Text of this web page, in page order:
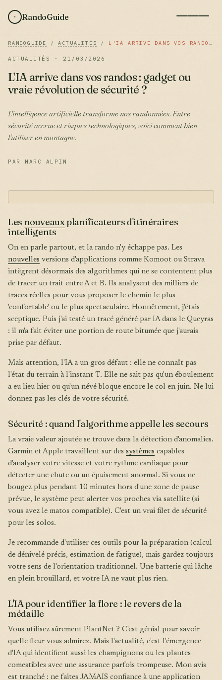
RandoGuide
RANDOGUIDE /ACTUALITÉS / L'IA ARRIVE DANS VOS RANDOS : GADGET OU VRAIE RÉVOLUTION DE SÉCURITÉ ?
ACTUALITÉS · 21/03/2026
L'IA arrive dans vos randos : gadget ou
vraie révolution de sécurité ?
L'intelligence artificielle transforme nos randonnées. Entre
sécurité accrue et risques technologiques, voici comment bien
l'utiliser en montagne.
PAR MARC ALPIN
Les nouveauxplanificateurs d'itinéraires
intelligents
On en parle partout, et la rando n'y échappe pas. Les
nouvelles versions d'applications comme Komoot ou Strava
intègrent désormais des algorithmes qui ne se contentent plus
de tracer un trait entre A et B. Ils analysent des milliers de
traces réelles pour vous proposer le chemin le plus
'confortable' ou le plus spectaculaire. Honnêtement, j'étais
sceptique. Puis j'ai testé un tracé généré par IA dans le Queyras
: il m'a fait éviter une portion de route bitumée que j'aurais
prise par défaut.
Mais attention, l'IA a un gros défaut : elle ne connaît pas
l'état du terrain à l'instant T. Elle ne sait pas qu'un éboulement
a eu lieu hier ou qu'un névé bloque encore le col en juin. Ne lui
donnez pas les clés de votre sécurité.
Sécurité : quand l'algorithme appelle les secours
La vraie valeur ajoutée se trouve dans la détection d'anomalies.
Garmin et Apple travaillent sur des systèmes capables
d'analyser votre vitesse et votre rythme cardiaque pour
détecter une chute ou un épuisement anormal. Si vous ne
bougez plus pendant 10 minutes hors d'une zone de pause
prévue, le système peut alerter vos proches via satellite (si
vous avez le matos compatible). C'est un vrai filet de sécurité
pour les solos.
Je recommande d'utiliser ces outils pour la préparation (calcul
de dénivelé précis, estimation de fatigue), mais gardez toujours
votre sens de l'orientation traditionnel. Une batterie qui lâche
en plein brouillard, et votre IA ne vaut plus rien.
L'IA pour identifier la flore : le revers de la
médaille
Vous utilisez sûrement PlantNet ? C'est génial pour savoir
quelle fleur vous admirez. Mais l'actualité, c'est l'émergence
d'IA qui identifient aussi les champignons ou les plantes
comestibles avec une assurance parfois trompeuse. Mon avis
est tranché : ne faites JAMAIS confiance à une application